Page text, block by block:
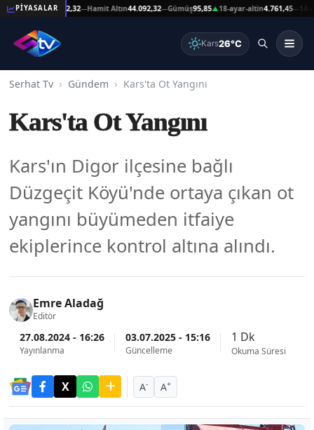
PİYASALAR
Altın44.092,32 —Hamit Altın44.092,32—Gümüş95,85▲18-ayar-altin4.761,45—14-
Kars26°C
Serhat Tv Gündem Kars'ta Ot Yangını
Kars'ta Ot Yangını
Kars'ın Digor ilçesine bağlı
Düzgeçit Köyü'nde ortaya çıkan ot
yangını büyümeden itfaiye
ekiplerince kontrol altına alındı.
Emre Aladağ
Editör
27.08.2024 - 16:26
Yayınlanma
03.07.2025 - 15:16
Güncelleme
1 Dk
Okuma Süresi
A- A+